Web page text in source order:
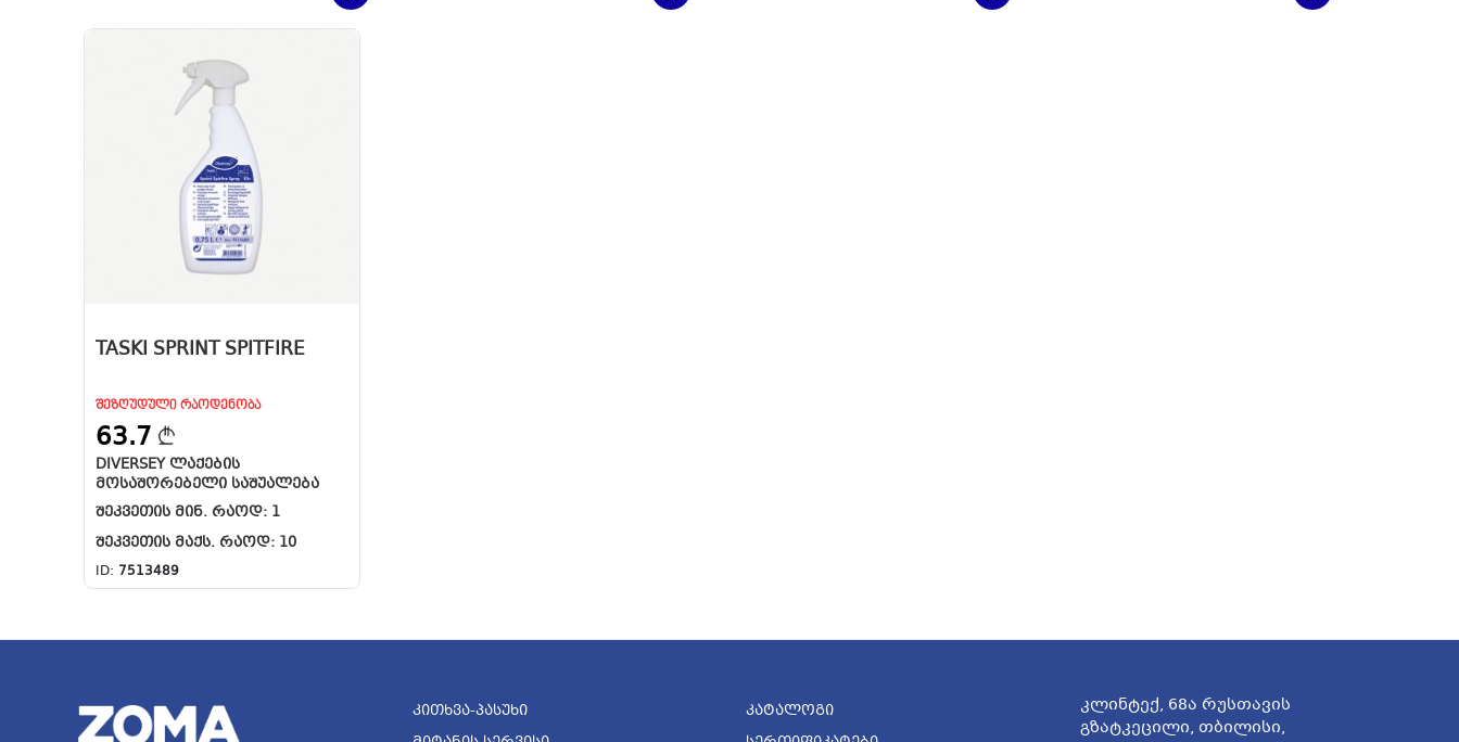
TASKI SPRINT SPITFIRE
63.7
ᲨᲔᲖᲦᲣᲓᲣᲚᲘ ᲠᲐᲝᲓᲔᲜᲝᲑᲐ
DIVERSEY ᲚᲐᲥᲔᲑᲘᲡ
ᲛᲝᲡᲐᲨᲝᲠᲔᲑᲔᲚᲘ ᲡᲐᲨᲣᲐᲚᲔᲑᲐ
ᲨᲔᲙᲕᲔᲗᲘᲡ ᲛᲘᲜ. ᲠᲐᲝᲓ: 1
ᲨᲔᲙᲕᲔᲗᲘᲡ ᲛᲐᲥᲡ. ᲠᲐᲝᲓ: 10
ID: 7513489
Კითხვა-Პასუხი
Კატალოგი
კლინტექ, 68ა რუსთავის
გზატკეცილი, თბილისი,